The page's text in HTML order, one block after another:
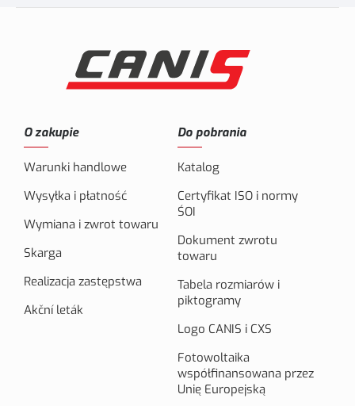
O zakupie
Warunki handlowe
Wysyłka i płatność
Wymiana i zwrot towaru
Skarga
Realizacja zastępstwa
Akční leták
Do pobrania
Katalog
Certyfikat ISO i normy
ŚOI
Dokument zwrotu
towaru
Tabela rozmiarów i
piktogramy
Logo CANIS i CXS
Fotowoltaika
współfinansowana przez
Unię Europejską